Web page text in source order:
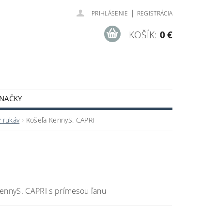
PRIHLÁSENIE | REGISTRÁCIA
KOŠÍK: 0 €
PODMIENKY
rukáv Košeľa KennyS. CAPRI
CAPRI s prímesou ľanu